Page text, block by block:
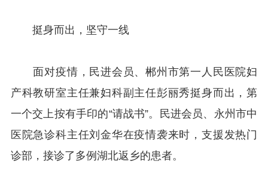
挺身而出，坚守一线
面对疫情，民进会员、郴州市第一人民医院妇
产科教研室主任兼妇科副主任彭丽秀挺身而出，第
一个交上按有手印的“请战书”。民进会员、永州市中
医院急诊科主任刘金华在疫情袭来时，支援发热门
诊部，接诊了多例湖北返乡的患者。